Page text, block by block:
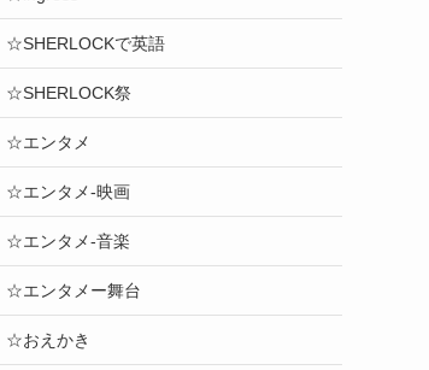
☆SHERLOCKで英語
☆SHERLOCK祭
☆エンタメ
☆エンタメ-映画
☆エンタメ-音楽
☆エンタメー舞台
☆おえかき